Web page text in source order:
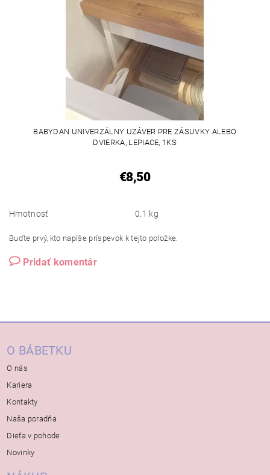
BABYDAN UNIVERZÁLNY UZÁVER PRE ZÁSUVKY ALEBO
DVIERKA, LEPIACE, 1KS
€8,50
Hmotnosť 0.1 kg
Buďte prvý, kto napíše príspevok k tejto položke.
Pridať komentár
O BÁBETKU
O nás
Kariera
Kontakty
Naša poradňa
Dieťa v pohode
Novinky